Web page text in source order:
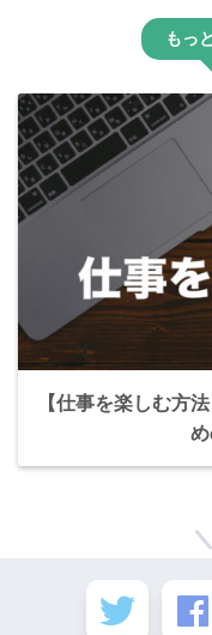
もっ
【仕事を楽しむ方